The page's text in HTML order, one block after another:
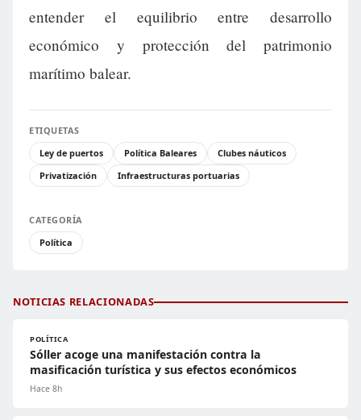
entender el equilibrio entre desarrollo
económico y protección del patrimonio
marítimo balear.
ETIQUETAS
Ley de puertos
Política Baleares
Clubes náuticos
Privatización
Infraestructuras portuarias
CATEGORÍA
Política
NOTICIAS RELACIONADAS
POLÍTICA
Sóller acoge una manifestación contra la
masificación turística y sus efectos económicos
Hace 8h